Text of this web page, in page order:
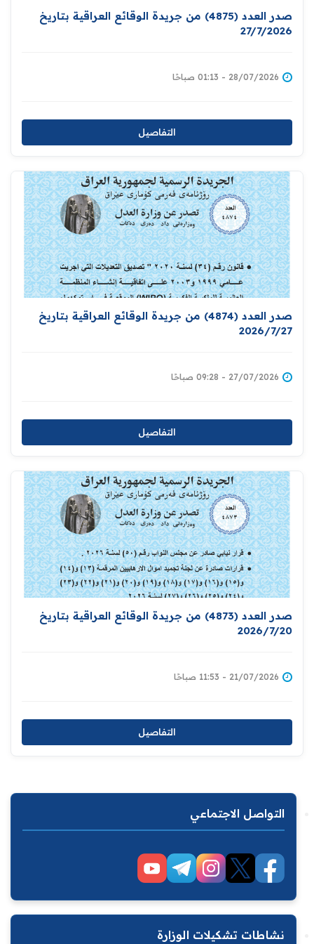
صدر العدد (4875) من جريدة الوقائع العراقية بتاريخ
27/7/2026
28/07/2026 - 01:13 صباحًا
التفاصيل
صدر العدد (4874) من جريدة الوقائع العراقية بتاريخ
2026/7/27
27/07/2026 - 09:28 صباحًا
التفاصيل
صدر العدد (4873) من جريدة الوقائع العراقية بتاريخ
2026/7/20
21/07/2026 - 11:53 صباحًا
التفاصيل
التواصل الاجتماعي
نشاطات تشكيلات الوزارة